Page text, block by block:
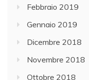
Febbraio 2019
Gennaio 2019
Dicembre 2018
Novembre 2018
Ottobre 2018